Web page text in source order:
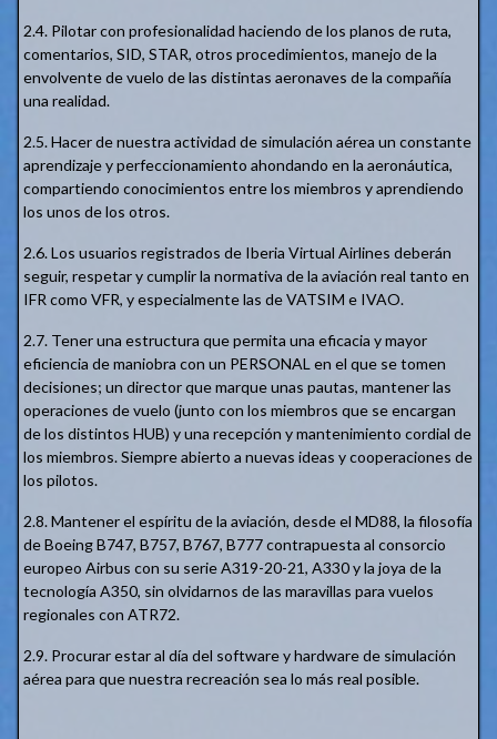
2.4. Pilotar con profesionalidad haciendo de los planos de ruta,
comentarios, SID, STAR, otros procedimientos, manejo de la
envolvente de vuelo de las distintas aeronaves de la compañía
una realidad.
2.5. Hacer de nuestra actividad de simulación aérea un constante
aprendizaje y perfeccionamiento ahondando en la aeronáutica,
compartiendo conocimientos entre los miembros y aprendiendo
los unos de los otros.
2.6. Los usuarios registrados de Iberia Virtual Airlines deberán
seguir, respetar y cumplir la normativa de la aviación real tanto en
IFR como VFR, y especialmente las de VATSIM e IVAO.
2.7. Tener una estructura que permita una eficacia y mayor
eficiencia de maniobra con un PERSONAL en el que se tomen
decisiones; un director que marque unas pautas, mantener las
operaciones de vuelo (junto con los miembros que se encargan
de los distintos HUB) y una recepción y mantenimiento cordial de
los miembros. Siempre abierto a nuevas ideas y cooperaciones de
los pilotos.
2.8. Mantener el espíritu de la aviación, desde el MD88, la filosofía
de Boeing B747, B757, B767, B777 contrapuesta al consorcio
europeo Airbus con su serie A319-20-21, A330 y la joya de la
tecnología A350, sin olvidarnos de las maravillas para vuelos
regionales con ATR72.
2.9. Procurar estar al día del software y hardware de simulación
aérea para que nuestra recreación sea lo más real posible.